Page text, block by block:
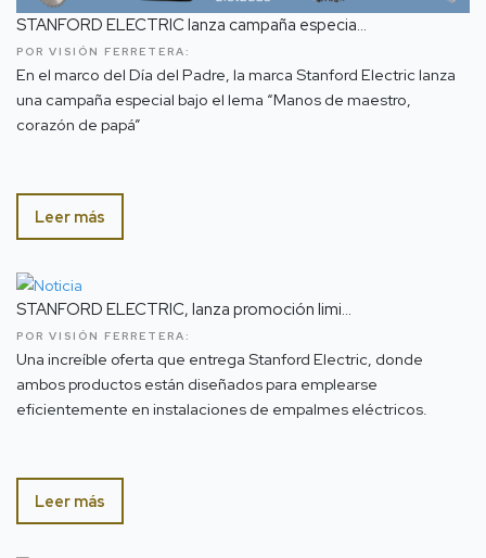
STANFORD ELECTRIC lanza campaña especia...
POR VISIÓN FERRETERA:
En el marco del Día del Padre, la marca Stanford Electric lanza
una campaña especial bajo el lema “Manos de maestro,
corazón de papá”
Leer más
STANFORD ELECTRIC, lanza promoción limi...
POR VISIÓN FERRETERA:
Una increíble oferta que entrega Stanford Electric, donde
ambos productos están diseñados para emplearse
eficientemente en instalaciones de empalmes eléctricos.
Leer más